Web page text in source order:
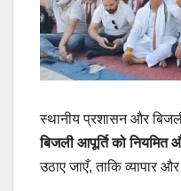
स्थानीय प्रशासन और
बिजली आपूर्ति को नियमित
उठाए जाएँ, ताकि व्यापार